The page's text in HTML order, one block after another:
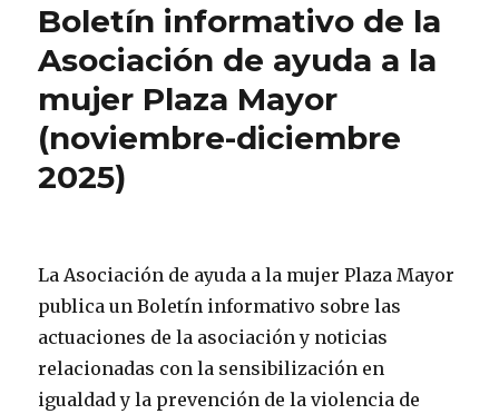
Boletín informativo de la
Asociación de ayuda a la
mujer Plaza Mayor
(noviembre-diciembre
2025)
La Asociación de ayuda a la mujer Plaza Mayor
publica un Boletín informativo sobre las
actuaciones de la asociación y noticias
relacionadas con la sensibilización en
igualdad y la prevención de la violencia de